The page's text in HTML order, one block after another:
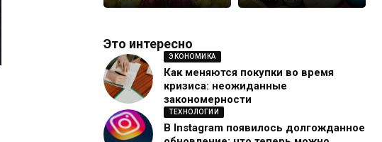
Это интересно
ЭКОНОМИКА
Как меняются покупки во время
кризиса: неожиданные
закономерности
ТЕХНОЛОГИИ
В Instagram появилось долгожданное